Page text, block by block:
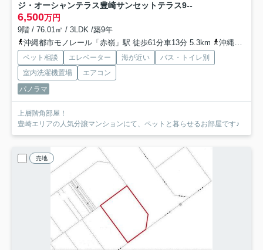
ジ・オーシャンテラス豊崎サンセットテラス9--
6,500万円
9階 / 76.01㎡ / 3LDK /築9年
沖縄都市モノレール「赤嶺」駅 徒歩61分車13分 5.3km
沖縄都市モノレール「小禄」駅 徒歩70分
ペット相談 エレベーター 海が近い
バス・トイレ別
室内洗濯機置場
エアコン
パノラマ
上層階角部屋！
豊崎エリアの人気分譲マンションにて、ペットと暮らせるお部屋です♪
売地